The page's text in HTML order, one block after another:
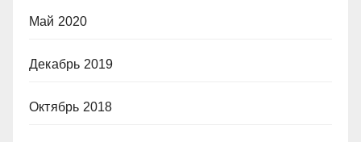
Май 2020
Декабрь 2019
Октябрь 2018